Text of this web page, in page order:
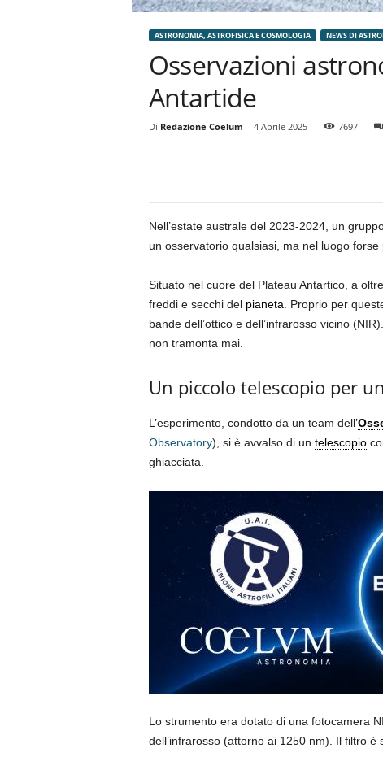
ASTRONOMIA, ASTROFISICA E COSMOLOGIA NEWS DI
Osservazioni
Antartide
Di Redazione Coelum - 4 Aprile 2025 7697
Nell’estate australe del 2023-2024, un
un osservatorio qualsiasi, ma nel luogo
Situato nel cuore del Plateau Antartico, a
freddi e secchi del pianeta . Proprio per
bande dell’ottico e dell’infrarosso vicino
non tramonta mai.
Un piccolo telescopio per
L’esperimento, condotto da un team dell’
Observatory), si è avvalso di un telescopio
ghiacciata.
Lo strumento era dotato di una fotocamera
dell’infrarosso (attorno ai 1250 nm). Il filtro è